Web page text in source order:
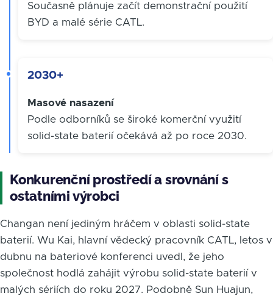
Současně plánuje začít demonstrační použití
BYD a malé série CATL.
2030+
Masové nasazení
Podle odborníků se široké komerční využití
solid-state baterií očekává až po roce 2030.
Konkurenční prostředí a srovnání s
ostatními výrobci
Changan není jediným hráčem v oblasti solid-state
baterií. Wu Kai, hlavní vědecký pracovník CATL, letos v
dubnu na bateriové konferenci uvedl, že jeho
společnost hodlá zahájit výrobu solid-state baterií v
malých sériích do roku 2027. Podobně Sun Huajun,